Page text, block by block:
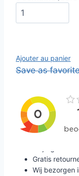
Ajouter au panier
Save as
Gratis
Wij bezorgen